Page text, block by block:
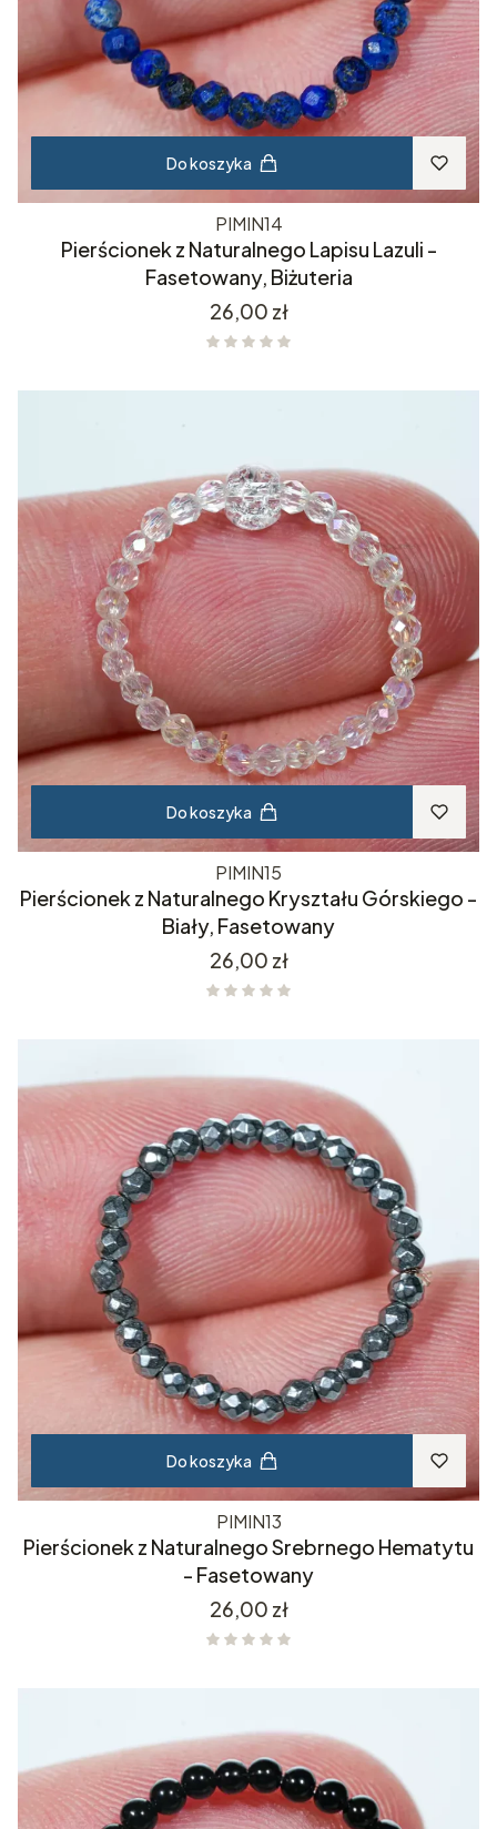
Do koszyka
PIMIN14
Pierścionek z Naturalnego Lapisu Lazuli -
Fasetowany, Biżuteria
Cena
26,00 zł
Do koszyka
PIMIN15
Pierścionek z Naturalnego Kryształu Górskiego -
Biały, Fasetowany
Cena
26,00 zł
Do koszyka
PIMIN13
Pierścionek z Naturalnego Srebrnego Hematytu
- Fasetowany
Cena
26,00 zł